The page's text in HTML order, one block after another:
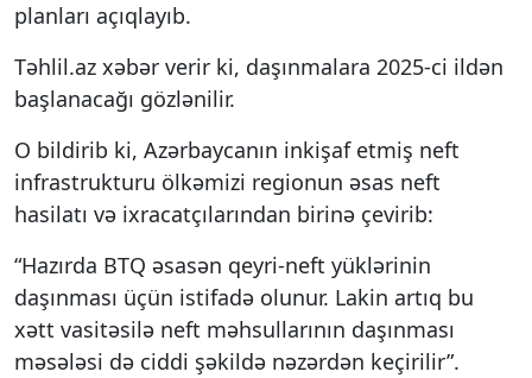
planları açıqlayıb.
Təhlil.az xəbər verir ki, daşınmalara 2025-ci ildən
başlanacağı gözlənilir.
O bildirib ki, Azərbaycanın inkişaf etmiş neft
infrastrukturu ölkəmizi regionun əsas neft
hasilatı və ixracatçılarından birinə çevirib:
“Hazırda BTQ əsasən qeyri-neft yüklərinin
daşınması üçün istifadə olunur. Lakin artıq bu
xətt vasitəsilə neft məhsullarının daşınması
məsələsi də ciddi şəkildə nəzərdən keçirilir”.